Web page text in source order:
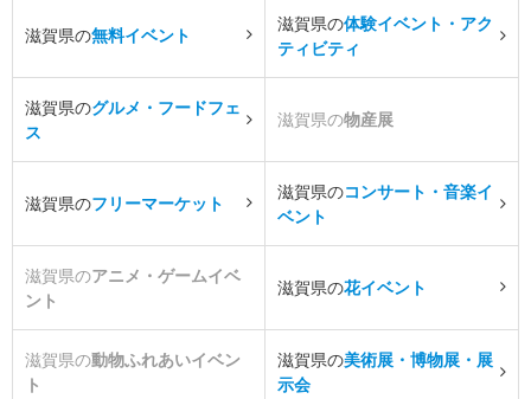
滋賀県の無料イベント
滋賀県の体験イベント・アク
ティビティ
滋賀県のグルメ・フードフェ
ス
滋賀県の物産展
滋賀県のフリーマーケット
滋賀県のコンサート・音楽イ
ベント
滋賀県のアニメ・ゲームイベ
ント
滋賀県の花イベント
滋賀県の動物ふれあいイベン
ト
滋賀県の美術展・博物展・展
示会